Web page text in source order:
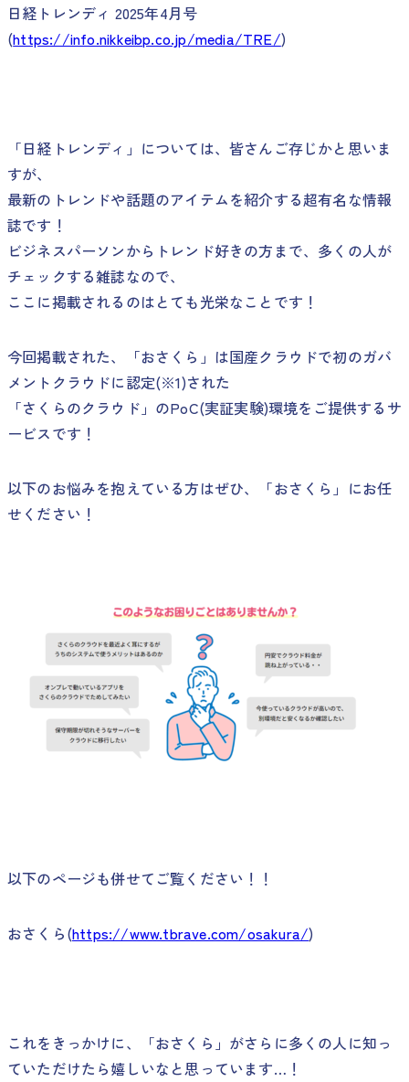
日経トレンディ 2025年4月号
(https://info.nikkeibp.co.jp/media/TRE/)
「日経トレンディ」については、皆さんご存じかと思いま
すが、
最新のトレンドや話題のアイテムを紹介する超有名な情報
誌です！
ビジネスパーソンからトレンド好きの方まで、多くの人が
チェックする雑誌なので、
ここに掲載されるのはとても光栄なことです！
今回掲載された、「おさくら」は国産クラウドで初のガバ
メントクラウドに認定(※1)された
「さくらのクラウド」のPoC(実証実験)環境をご提供するサ
ービスです！
以下のお悩みを抱えている方はぜひ、「おさくら」にお任
せください！
以下のページも併せてご覧ください！！
おさくら(https://www.tbrave.com/osakura/)
これをきっかけに、「おさくら」がさらに多くの人に知っ
ていただけたら嬉しいなと思っています…！